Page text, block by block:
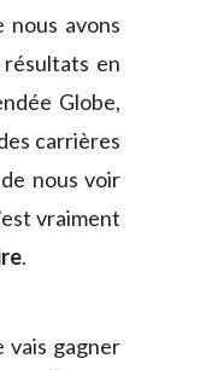
nous avons
en
Globe,
carrières
nous voir
vraiment
.
vais gagner